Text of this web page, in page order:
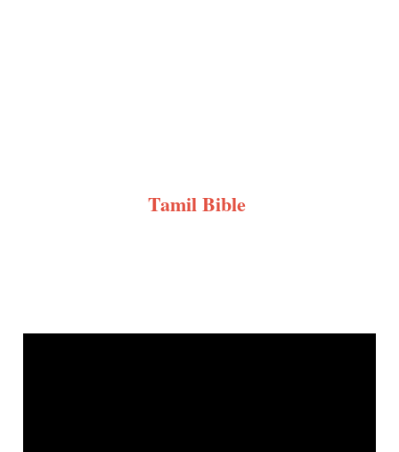
Tamil Bible